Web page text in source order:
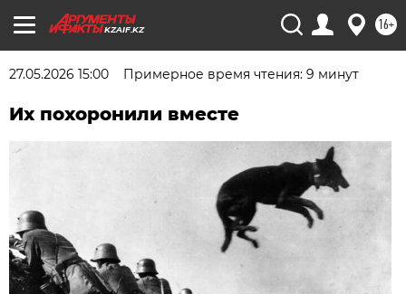
KZAIF.KZ 16+
27.05.2026 15:00 Примерное время чтения: 9 минут
Их похоронили вместе